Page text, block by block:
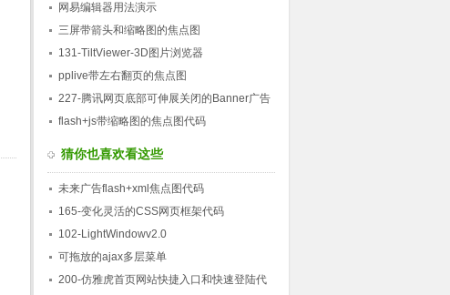
网易编辑器用法演示
三屏带箭头和缩略图的焦点图
131-TiltViewer-3D图片浏览器
pplive带左右翻页的焦点图
227-腾讯网页底部可伸展关闭的Banner广告
条代码
flash+js带缩略图的焦点图代码
猜你也喜欢看这些
未来广告flash+xml焦点图代码
165-变化灵活的CSS网页框架代码
102-LightWindowv2.0
可拖放的ajax多层菜单
200-仿雅虎首页网站快捷入口和快速登陆代